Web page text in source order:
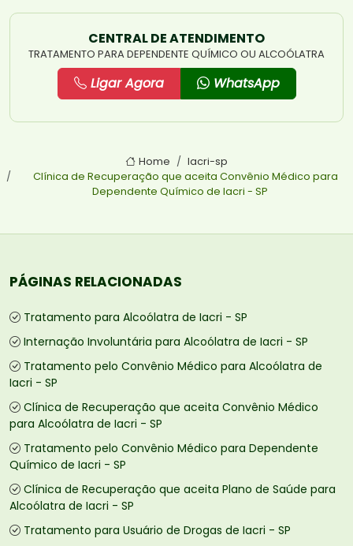
CENTRAL DE ATENDIMENTO
TRATAMENTO PARA DEPENDENTE QUÍMICO OU ALCOÓLATRA
Ligar Agora WhatsApp
Home
Iacri-sp
Clínica de Recuperação que aceita Convênio Médico para
Dependente Químico de Iacri - SP
PÁGINAS RELACIONADAS
Tratamento para Alcoólatra de Iacri - SP
Internação Involuntária para Alcoólatra de Iacri - SP
Tratamento pelo Convênio Médico para Alcoólatra de
Iacri - SP
Clínica de Recuperação que aceita Convênio Médico
para Alcoólatra de Iacri - SP
Tratamento pelo Convênio Médico para Dependente
Químico de Iacri - SP
Clínica de Recuperação que aceita Plano de Saúde para
Alcoólatra de Iacri - SP
Tratamento para Usuário de Drogas de Iacri - SP